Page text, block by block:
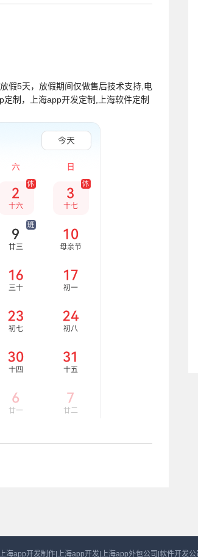
5天，放假期间仅做售后技术支持,电
制，上海app开发定制,上海软件定制
海app开发制作|上海app开发|上海app外包公司|软件开发